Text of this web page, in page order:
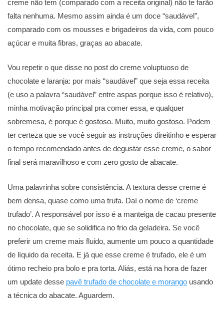
creme não tem (comparado com a receita original) não te farão
falta nenhuma. Mesmo assim ainda é um doce “saudável”,
comparado com os mousses e brigadeiros da vida, com pouco
açúcar e muita fibras, graças ao abacate.
Vou repetir o que disse no post do creme voluptuoso de
chocolate e laranja: por mais “saudável” que seja essa receita
(e uso a palavra “saudável” entre aspas porque isso é relativo),
minha motivação principal pra comer essa, e qualquer
sobremesa, é porque é gostoso. Muito, muito gostoso. Podem
ter certeza que se você seguir as instruções direitinho e esperar
o tempo recomendado antes de degustar esse creme, o sabor
final será maravilhoso e com zero gosto de abacate.
Uma palavrinha sobre consistência. A textura desse creme é
bem densa, quase como uma trufa. Daí o nome de ‘creme
trufado’. A responsável por isso é a manteiga de cacau presente
no chocolate, que se solidifica no frio da geladeira. Se você
preferir um creme mais fluido, aumente um pouco a quantidade
de líquido da receita. E já que esse creme é trufado, ele é um
ótimo recheio pra bolo e pra torta. Aliás, está na hora de fazer
um update desse pavê trufado de chocolate e morango usando
a técnica do abacate. Aguardem.